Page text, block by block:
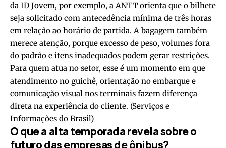
da ID Jovem, por exemplo, a ANTT orienta que o bilhete
seja solicitado com antecedência mínima de três horas
em relação ao horário de partida. A bagagem também
merece atenção, porque excesso de peso, volumes fora
do padrão e itens inadequados podem gerar restrições.
Para quem atua no setor, esse é um momento em que
atendimento no guichê, orientação no embarque e
comunicação visual nos terminais fazem diferença
direta na experiência do cliente. (Serviços e
Informações do Brasil)
O que a alta temporada revela sobre o
futuro das empresas de ônibus?